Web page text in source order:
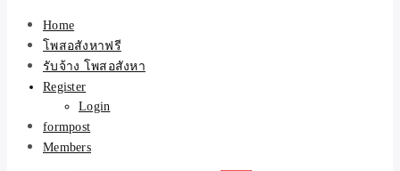
Home
โพสอสังหาฟรี
รับจ้าง โพสอสังหา
Register
Login
formpost
Members